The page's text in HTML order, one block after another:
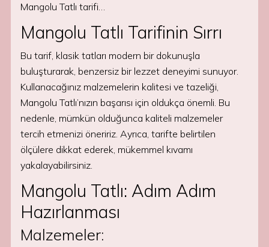
Mangolu Tatlı tarifi…
Mangolu Tatlı Tarifinin Sırrı
Bu tarif, klasik tatları modern bir dokunuşla
buluşturarak, benzersiz bir lezzet deneyimi sunuyor.
Kullanacağınız malzemelerin kalitesi ve tazeliği,
Mangolu Tatlı’nızın başarısı için oldukça önemli. Bu
nedenle, mümkün olduğunca kaliteli malzemeler
tercih etmenizi öneririz. Ayrıca, tarifte belirtilen
ölçülere dikkat ederek, mükemmel kıvamı
yakalayabilirsiniz.
Mangolu Tatlı: Adım Adım
Hazırlanması
Malzemeler: